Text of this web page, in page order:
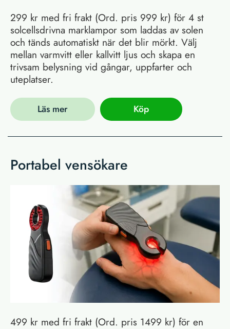
299 kr med fri frakt (Ord. pris 999 kr) för 4 st
solcellsdrivna marklampor som laddas av solen
och tänds automatiskt när det blir mörkt. Välj
mellan varmvitt eller kallvitt ljus och skapa en
trivsam belysning vid gångar, uppfarter och
uteplatser.
Läs mer Köp
Portabel vensökare
499 kr med fri frakt (Ord. pris 1499 kr) för en